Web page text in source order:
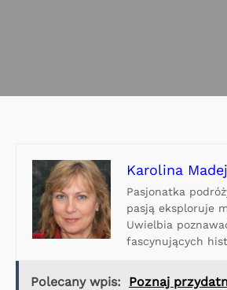
Karolina Madej
Pasjonatka
pasją eksploruje
Uwielbia
fascynujących
Polecany wpis: Poznaj